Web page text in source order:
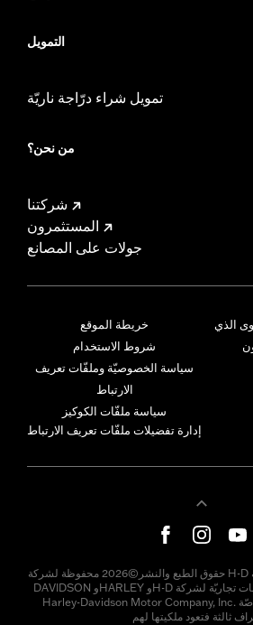
التمويل
تمويل شراء درّاجة ناريّة
من نحن؟
شركتنا
المستثمرون
جولات على المصانع
خريطة الموقع
شروط الاستخدام
سياسة الخصوصيّة وملفّات تعريف
الارتباط
سياسة ملفّات الكوكيز
إدارة تفضيلات ملفّات تعريف الارتباط
الذي
حقوق الطبع والنشر©2026 محفوظة لشركة H-D وشركاتها التابعة. HARLEY-
DAVIDSON وHARLEY وH-D وشعار الشّريط والدرع علامات تجاريّة لشركة
Harley-Davidson Motor Company, Inc. أمّا العلامات التجاريّة الخاصّة